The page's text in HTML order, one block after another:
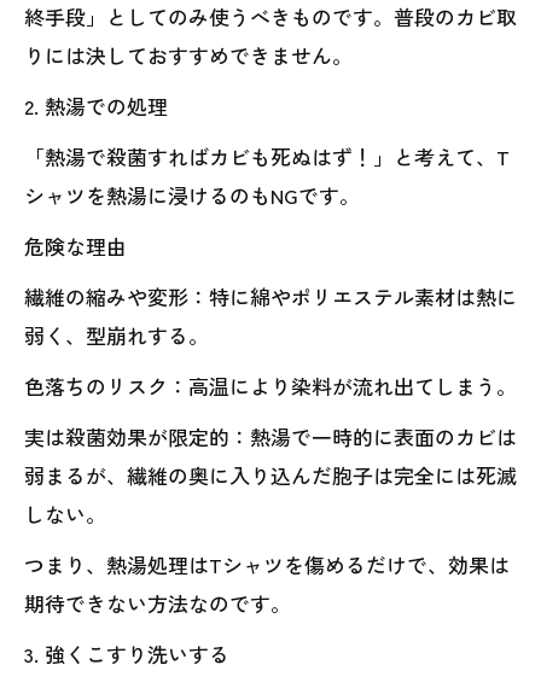
終手段」としてのみ使うべきものです。普段のカビ取
りには決しておすすめできません。
2. 熱湯での処理
「熱湯で殺菌すればカビも死ぬはず！」と考えて、T
シャツを熱湯に浸けるのもNGです。
危険な理由
繊維の縮みや変形：特に綿やポリエステル素材は熱に
弱く、型崩れする。
色落ちのリスク：高温により染料が流れ出てしまう。
実は殺菌効果が限定的：熱湯で一時的に表面のカビは
弱まるが、繊維の奥に入り込んだ胞子は完全には死滅
しない。
つまり、熱湯処理はTシャツを傷めるだけで、効果は
期待できない方法なのです。
3. 強くこすり洗いする